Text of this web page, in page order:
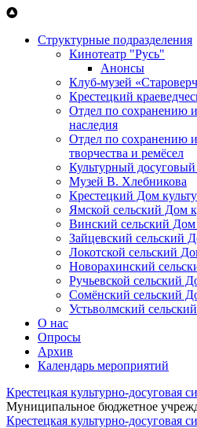
Перейти к основному содержанию
Структурные подразделения
Кинотеатр "Русь"
Анонсы
Клуб-музей
Крестецкий
Отдел по сохранению
наследия
Отдел по сохранению
творчества и ремёсел
Культурный
Музей В. Хлебникова
Крестецкий Дом
Ямской сельский Дом
Винский сельский Дом
Зайцевский сельский
Локотской сельский
Новорахинский
Ручьевской сельский
Сомёнский сельский
Устьволмский
О нас
Опросы
Архив
Календарь мероприятий
Крестецкая культурно-досуговая
Муниципальное бюджетное
Крестецкая культурно-досуговая